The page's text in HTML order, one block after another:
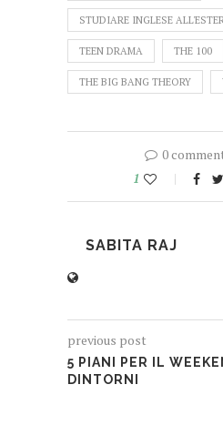
STUDIARE INGLESE
TEEN DRAMA THE 100
THE BIG BANG THEORY
0
1
SABITA RAJ
previous post
5 PIANI PER IL
DINTORNI